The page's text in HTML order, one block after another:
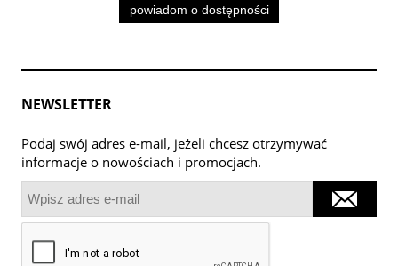
powiadom o dostępności
NEWSLETTER
Podaj swój adres e-mail, jeżeli chcesz otrzymywać
informacje o nowościach i promocjach.